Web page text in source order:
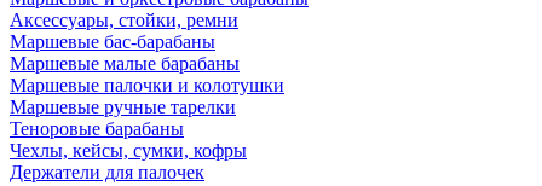
Аксессуары, стойки, ремни
Маршевые бас-барабаны
Маршевые малые барабаны
Маршевые палочки и колотушки
Маршевые ручные тарелки
Теноровые барабаны
Чехлы, кейсы, сумки, кофры
Держатели для палочек